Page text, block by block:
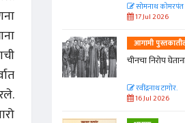
अंश
सोमनाथ कोमरपंत
17 Jul 2026
आगामी
चीनचा निरोप
रवींद्रनाथ टागोर.
16 Jul 2026